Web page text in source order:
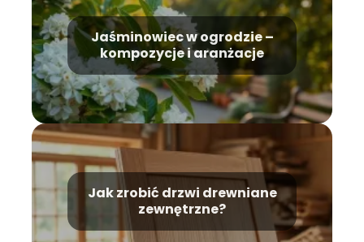
Jaśminowiec w ogrodzie –
kompozycje i aranżacje
Jak zrobić drzwi drewniane
zewnętrzne?